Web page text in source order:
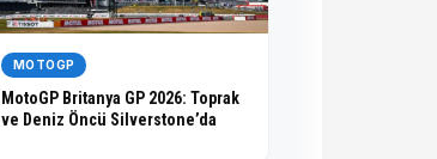
MOTOGP
MotoGP Britanya GP 2026: Toprak
ve Deniz Öncü Silverstone’da